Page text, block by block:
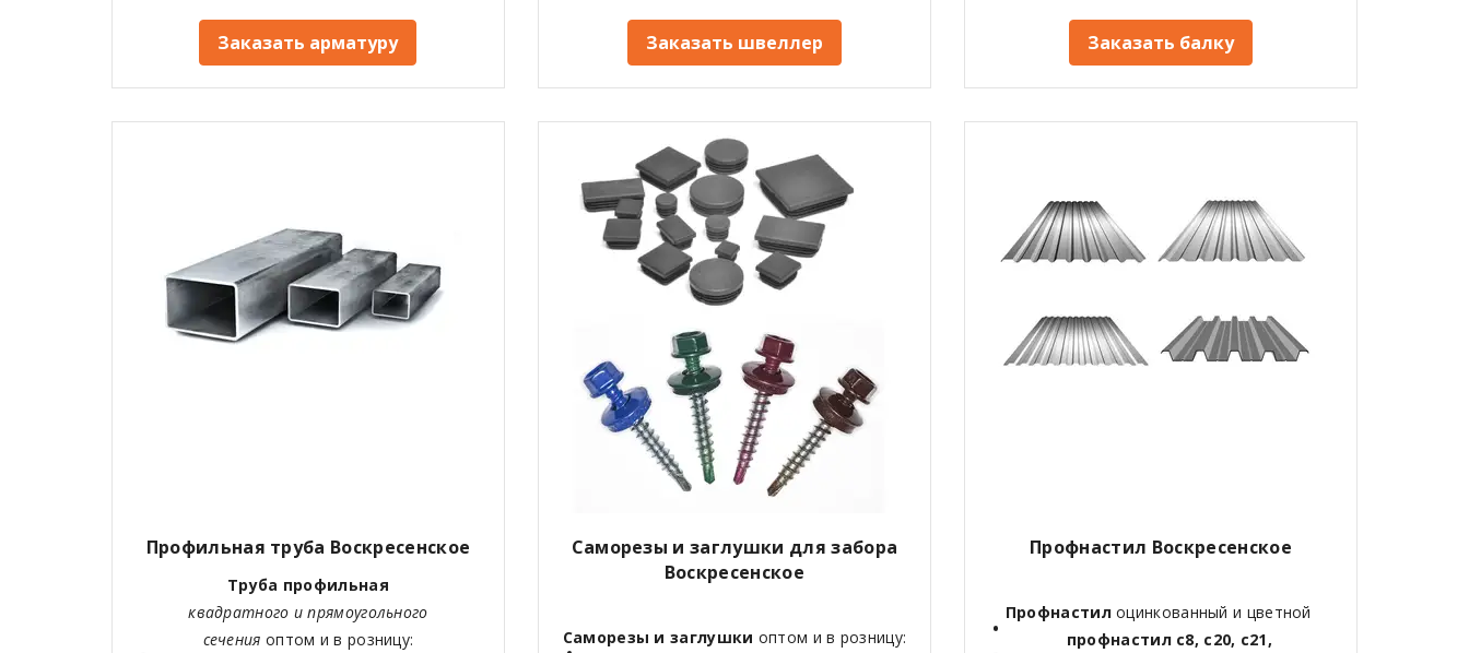
Заказать арматуру Заказать швеллер Заказать балку
Профильная труба Воскресенское
Труба профильная
квадратного и прямоугольного
сечения оптом и в розницу:
Саморезы и заглушки для забора
Воскресенское
Саморезы и заглушки оптом и в розницу:
Профнастил Воскресенское
Профнастилоцинкованный и цветной
профнастил с8, с20, с21,